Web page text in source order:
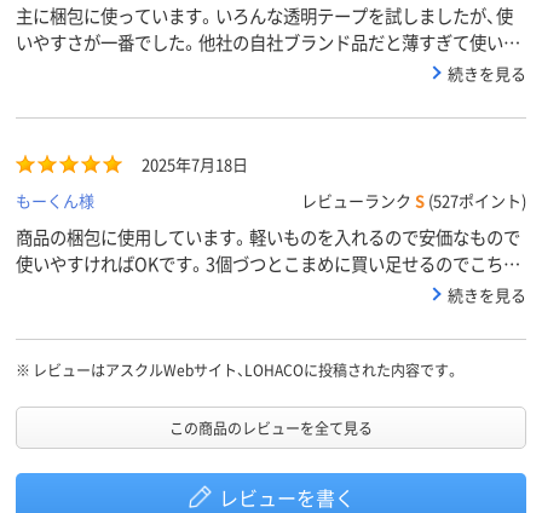
主に梱包に使っています。いろんな透明テープを試しましたが、使
いやすさが一番でした。他社の自社ブランド品だと薄すぎて使いに
くかったり途中でちぎれたりとなかなか使いにくかったのですが、
た。５個セットなのも、いちいち個数指定しなくていいので注文も
続きを見る
2025年7月18日
もーくん様
レビューランク S (527ポイント)
商品の梱包に使用しています。軽いものを入れるので安価なもので
使いやすければOKです。3個づつとこまめに買い足せるのでこちら
続きを見る
※ レビューはアスクルWebサイト、LOHACOに投稿された内容です。
この商品のレビューを全て見る
レビューを書く